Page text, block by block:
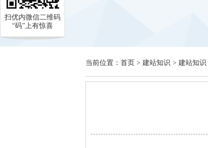
当前位置： 首页 > 建站知识 > 建站知识
扫优内微信二维码
“码”上有惊喜